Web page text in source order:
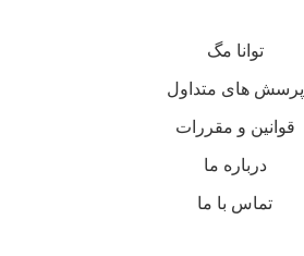
توانا مگ
پرسش های متداول
قوانین و مقررات
درباره ما
تماس با ما